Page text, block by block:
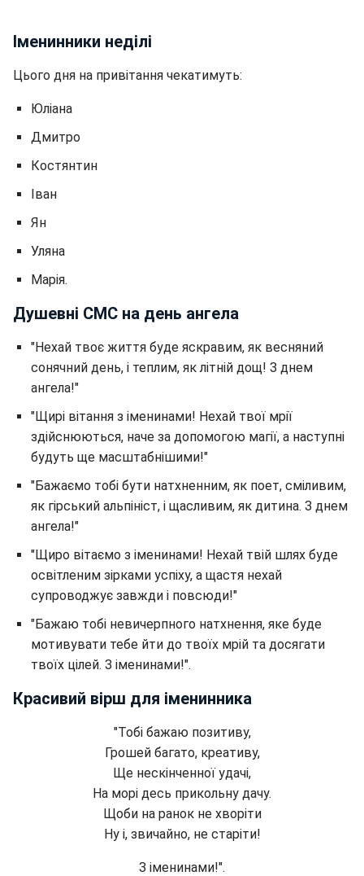
Іменинники неділі
Цього дня на привітання чекатимуть:
Юліана
Дмитро
Костянтин
Іван
Ян
Уляна
Марія.
Душевні СМС на день ангела
"Нехай твоє життя буде яскравим, як весняний
сонячний день, і теплим, як літній дощ! З днем
ангела!"
"Щирі вітання з іменинами! Нехай твої мрії
здійснюються, наче за допомогою магії, а наступні
будуть ще масштабнішими!"
"Бажаємо тобі бути натхненним, як поет, сміливим,
як гірський альпініст, і щасливим, як дитина. З днем
ангела!"
"Щиро вітаємо з іменинами! Нехай твій шлях буде
освітленим зірками успіху, а щастя нехай
супроводжує завжди і повсюди!"
"Бажаю тобі невичерпного натхнення, яке буде
мотивувати тебе йти до твоїх мрій та досягати
твоїх цілей. З іменинами!".
Красивий вірш для іменинника
"Тобі бажаю позитиву,
Грошей багато, креативу,
Ще нескінченної удачі,
На морі десь прикольну дачу.
Щоби на ранок не хворіти
Ну і, звичайно, не старіти!
З іменинами!".